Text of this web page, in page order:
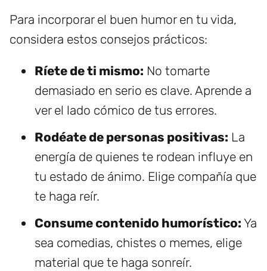
Para incorporar el buen humor en tu vida,
considera estos consejos prácticos:
Ríete de ti mismo: No tomarte
demasiado en serio es clave. Aprende a
ver el lado cómico de tus errores.
Rodéate de personas positivas: La
energía de quienes te rodean influye en
tu estado de ánimo. Elige compañía que
te haga reír.
Consume contenido humorístico: Ya
sea comedias, chistes o memes, elige
material que te haga sonreír.